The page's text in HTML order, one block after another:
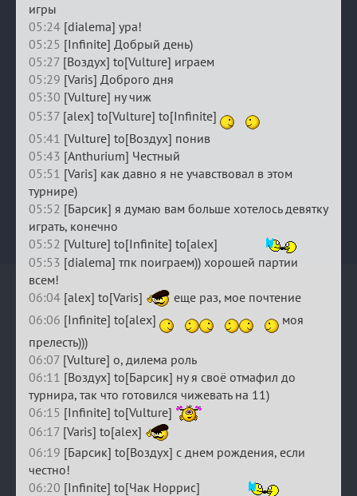
игры
05:24 [dialema] ура!
05:25 [Infinite] Добрый день)
05:27 [Воздух] to[Vulture] играем
05:29 [Varis] Доброго дня
05:30 [Vulture] ну чиж
05:37 [alex] to[Vulture] to[Infinite]
05:41 [Vulture] to[Воздух] понив
05:43 [Anthurium] Честный
05:51 [Varis] как давно я не учавствовал в этом
турнире)
05:52 [Барсик] я думаю вам больше хотелось девятку
играть, конечно
05:52 [Vulture] to[Infinite] to[alex]
05:53 [dialema] тпк поиграем)) хорошей партии
всем!
06:04 [alex] to[Varis]
еще раз, мое почтение
06:06 [Infinite] to[alex]
моя
прелесть)))
06:07 [Vulture] о, дилема роль
06:11 [Воздух] to[Барсик] ну я своё отмафил до
турнира, так что готовился чижевать на 11)
06:15 [Infinite] to[Vulture]
06:17 [Varis] to[alex]
06:19 [Барсик] to[Воздух] с днем рождения, если
честно!
06:20 [Infinite] to[Чак Норрис]